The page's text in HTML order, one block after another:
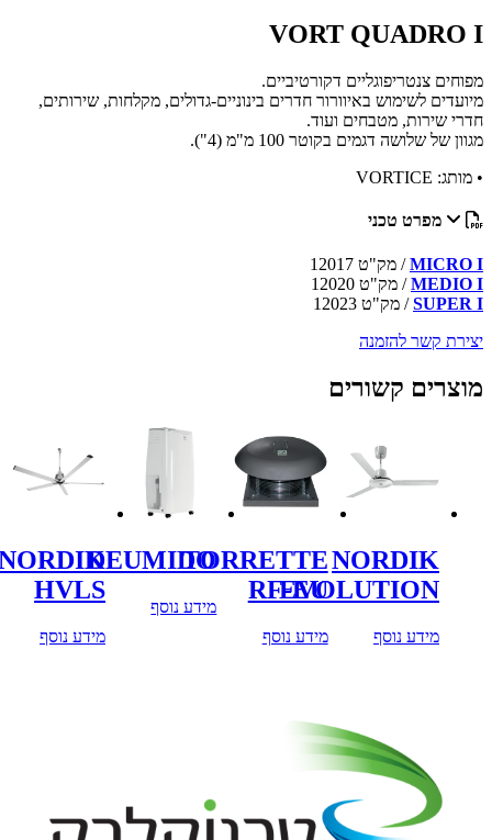
VORT QUADRO I
מפוחים צנטריפוגליים דקורטיביים.
מיועדים לשימוש באיוורור חדרים בינוניים-גדולים, מקלחות, שירותים,
חדרי שירות, מטבחים ועוד.
מגוון של שלושה דגמים בקוטר 100 מ"מ (4").
• מותג: VORTICE
מפרט טכני
MICRO I/ מק"ט 12017
MEDIO I/ מק"ט 12020
SUPER I/ מק"ט 12023
יצירת קשר להזמנה
מוצרים קשורים
NORDIK
EVOLUTION
מידע נוסף
TORRETTE
RF-EU
מידע נוסף
DEUMIDO
מידע נוסף
NORDIK
HVLS
מידע נוסף